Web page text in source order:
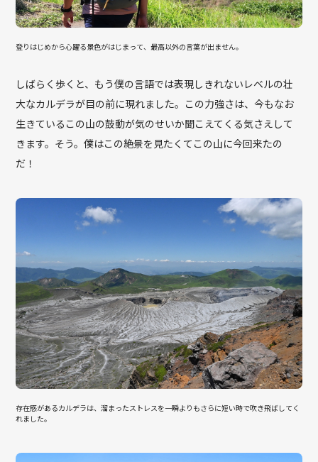
登りはじめから心躍る景色がはじまって、最高以外の言葉が出ません。
しばらく歩くと、もう僕の言語では表現しきれないレベルの壮
大なカルデラが目の前に現れました。この力強さは、今もなお
生きているこの山の鼓動が気のせいか聞こえてくる気さえして
きます。そう。僕はこの絶景を見たくてこの山に今回来たの
だ！
存在感があるカルデラは、溜まったストレスを一瞬よりもさらに短い時で吹き飛ばしてく
れました。